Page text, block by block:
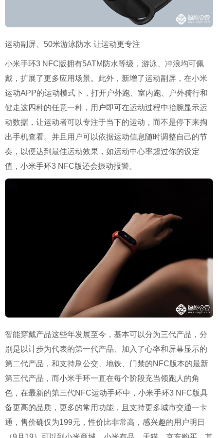
运动副屏、 50米游泳防水 让运动更专注
小米手环3 NFC版拥有5ATM 防水等级，游泳、冲浪均可佩
戴，扩展了更多应用场景。此外，新增了运动副屏，在小米
运动APP的运动模式下，打开户外跑、室内跑、户外骑行和
健走这四种的任意一种，用户即可在运动过程中抬腕显示运
动数据，让运动者可以专注于当下的运动，而不是停下来掏
出手机查看。并且用户可以依据运动信息随时调整自己的节
奏，以便达到最佳运动效果，如运动中心率超过你的设定
值，小米手环3 NFC版还会振动报警。
智能穿戴产品这些年发展至今，基本可以分为三代产品，分
别是以计步为代表的第一代产品、加入了心率和屏幕显示的
第二代产品，和支持刷公交、地铁、门禁的NFC版本的最新
第三代产品，而小米手环一直在每个阶段充当领跑人的角
色，在最新的第三代NFC运动手环中，小米手环3 NFC版具
备更高的品质，更多的常用功能，且支持更多城市交通一卡
通，售价确仅为199元，性价比非常高，感兴趣的用户明日